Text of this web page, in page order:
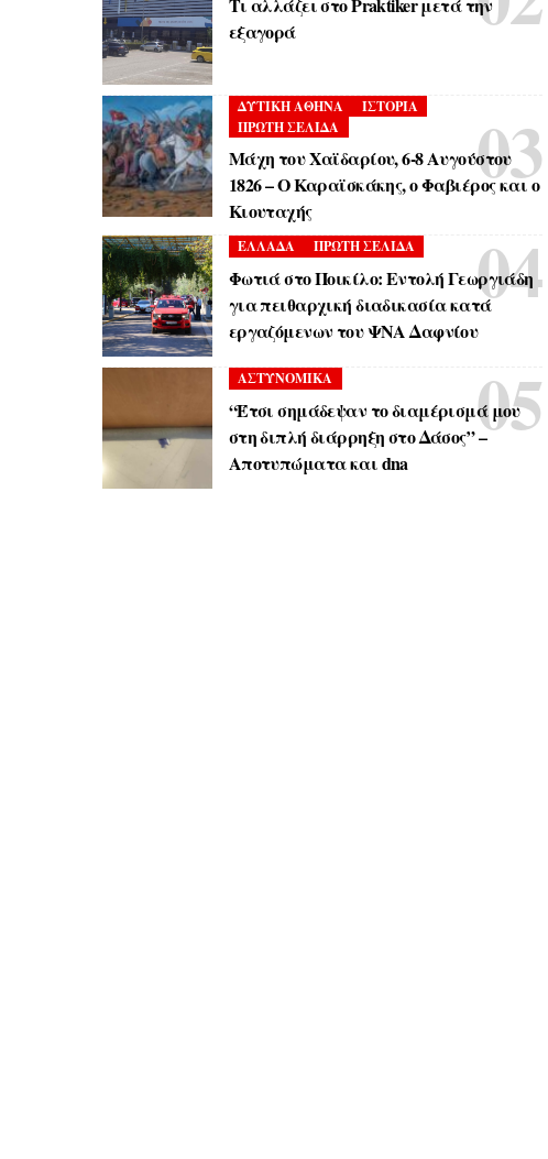
Τι αλλάζει στο Praktiker μετά την
εξαγορά
ΔΥΤΙΚΗ ΑΘΗΝΑ
ΙΣΤΟΡΙΑ
ΠΡΩΤΗ ΣΕΛΙΔΑ
Μάχη του Χαϊδαρίου, 6-8 Αυγούστου
1826 – Ο Καραϊσκάκης, ο Φαβιέρος και ο
Κιουταχής
ΕΛΛΑΔΑ ΠΡΩΤΗ ΣΕΛΙΔΑ
Φωτιά στο Ποικίλο: Εντολή Γεωργιάδη
για πειθαρχική διαδικασία κατά
εργαζόμενων του ΨΝΑ Δαφνίου
ΑΣΤΥΝΟΜΙΚΑ
“Έτσι σημάδεψαν το διαμέρισμά μου
στη διπλή διάρρηξη στο Δάσος” –
Αποτυπώματα και dna